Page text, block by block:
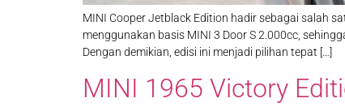
MINI Cooper Jetblack Edition hadir sebagai salah
menggunakan basis MINI 3 Door S 2.000cc,
Dengan demikian, edisi ini menjadi pilihan tepat […]
MINI 1965 Victory